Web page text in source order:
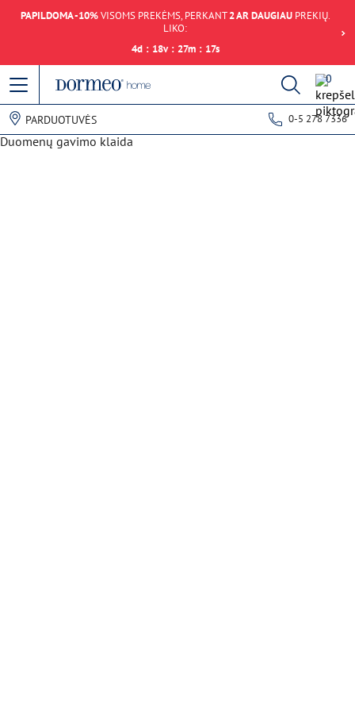
PAPILDOMA -10%VISOMS PREKĖMS, PERKANT2 AR DAUGIAUPREKIŲ.
LIKO:
4d : 18v : 27m : 17s
0
PARDUOTUVĖS 0-5 278 7336
Duomenų gavimo klaida